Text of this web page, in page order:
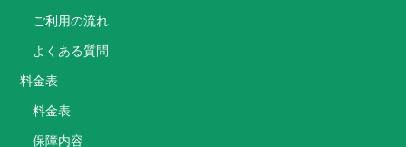
ご利用の流れ
よくある質問
料金表
料金表
保障内容